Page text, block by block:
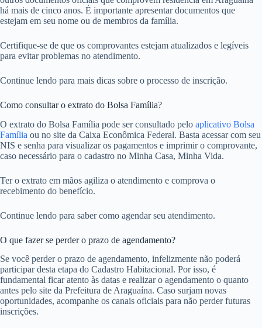
há mais de cinco anos. É importante apresentar documentos que
estejam em seu nome ou de membros da família.
Certifique-se de que os comprovantes estejam atualizados e legíveis
para evitar problemas no atendimento.
Continue lendo para mais dicas sobre o processo de inscrição.
Como consultar o extrato do Bolsa Família?
O extrato do Bolsa Família pode ser consultado pelo aplicativo Bolsa
Família ou no site da Caixa Econômica Federal. Basta acessar com seu
NIS e senha para visualizar os pagamentos e imprimir o comprovante,
caso necessário para o cadastro no Minha Casa, Minha Vida.
Ter o extrato em mãos agiliza o atendimento e comprova o
recebimento do benefício.
Continue lendo para saber como agendar seu atendimento.
O que fazer se perder o prazo de agendamento?
Se você perder o prazo de agendamento, infelizmente não poderá
participar desta etapa do Cadastro Habitacional. Por isso, é
fundamental ficar atento às datas e realizar o agendamento o quanto
antes pelo site da Prefeitura de Araguaína. Caso surjam novas
oportunidades, acompanhe os canais oficiais para não perder futuras
inscrições.